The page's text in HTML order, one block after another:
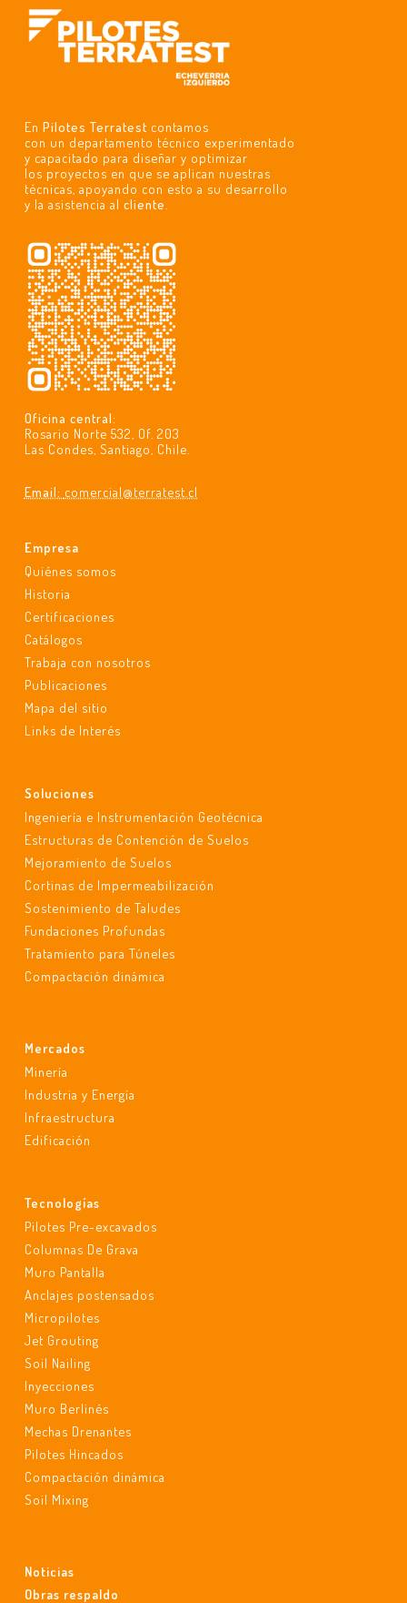
En Pilotes Terratest contamos
con un departamento técnico experimentado
y capacitado para diseñar y optimizar
los proyectos en que se aplican nuestras
técnicas, apoyando con esto a su desarrollo
y la asistencia al cliente
Oficina central:
Rosario Norte 532, Of. 203
Las Condes, Santiago, Chile.
Email: comercial@terratest.cl
Empresa
Quiénes somos
Historia
Certificaciones
Catálogos
Trabaja con nosotros
Publicaciones
Mapa del sitio
Links de Interés
Soluciones
Ingeniería e Instrumentación Geotécnica
Estructuras de Contención de Suelos
Mejoramiento de Suelos
Cortinas de Impermeabilización
Sostenimiento de Taludes
Fundaciones Profundas
Tratamiento para Túneles
Compactación dinámica
Mercados
Minería
Industria y Energía
Infraestructura
Edificación
Tecnologías
Pilotes Pre-excavados
Columnas De Grava
Muro Pantalla
Anclajes postensados
Micropilotes
Jet Grouting
Soil Nailing
Inyecciones
Muro Berlinés
Mechas Drenantes
Pilotes Hincados
Compactación dinámica
Soil Mixing
Noticias
Obras respaldo